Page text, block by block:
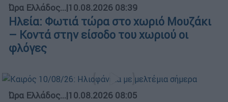
Ώρα Ελλάδος...|10.08.2026 08:39
Ηλεία: Φωτιά τώρα στο χωριό Μουζάκι
– Κοντά στην είσοδο του χωριού οι
φλόγες
Ώρα Ελλάδος...|10.08.2026 08:05